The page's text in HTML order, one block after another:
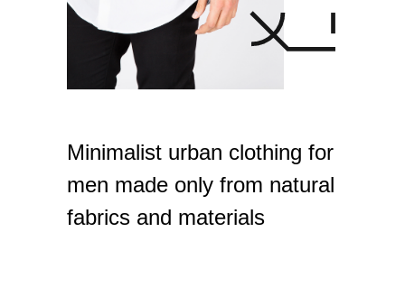
Minimalist urban clothing for
men made only from natural
fabrics and materials